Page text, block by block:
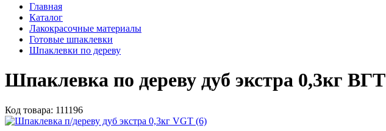
Главная
Каталог
Лакокрасочные материалы
Готовые шпаклевки
Шпаклевки по дереву
Шпаклевка по дереву дуб экстра 0,3кг ВГТ
Код товара: 111196